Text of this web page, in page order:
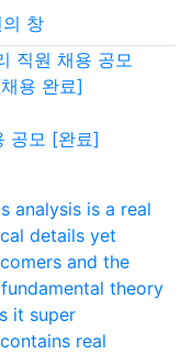
창
직원 채용 공모
용 완료]
공모 [완료]
analysis is a real
details yet
and the
theory
it super
real